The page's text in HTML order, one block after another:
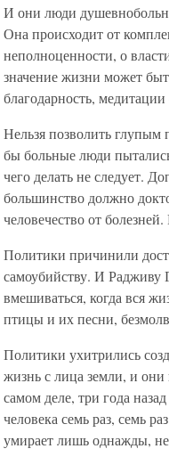
И они люди
Она происходит от
неполноценности, о
значение жизни может
благодарность,
Нельзя позволить глупым
бы больные люди
чего делать не следует.
большинство должно
человечество от
Политики причинили
самоубийству. И Радживу
вмешиваться, когда вся
птицы и их песни,
Политики ухитрились
жизнь с лица земли, и
самом деле, три года
человека семь раз, семь
умирает лишь однажды,